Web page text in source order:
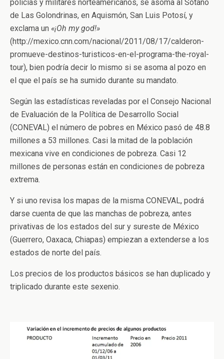
policías y militares norteamericanos, se asoma al Sótano
de Las Golondrinas, en Aquismón, San Luis Potosí, y
exclama un «¡Oh my god!»
(http://mexico.cnn.com/nacional/2011/08/17/calderon-
promueve-destinos-turisticos-en-el-programa-the-royal-
tour), bien podría decir lo mismo si se asoma al pozo en
el que el país se ha sumido durante su mandato.
Según las estadísticas reveladas por el Consejo Nacional
de Evaluación de la Política de Desarrollo Social
(CONEVAL) el número de pobres en México pasó de 48.8
millones a 53 millones. Casi la mitad de la población
mexicana vive en condiciones de pobreza. Casi 12
millones de personas están en condiciones de pobreza
extrema.
Y si uno revisa los mapas de la misma CONEVAL, podrá
darse cuenta de que las manchas de pobreza, antes
privativas de los estados del sur y sureste de México
(Guerrero, Oaxaca, Chiapas) empiezan a extenderse a los
estados de norte del país.
Los precios de los productos básicos se han duplicado y
triplicado durante este sexenio.